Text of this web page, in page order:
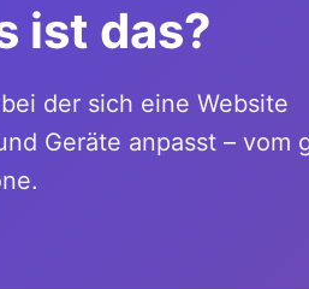
ist das?
der sich eine Website
Geräte anpasst – vom